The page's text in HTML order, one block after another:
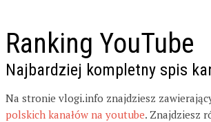
Ranking YouTube
Najbardziej kompletny spis
Na stronie vlogi.info znajdziesz
polskich kanałów na youtube. Znajdziesz